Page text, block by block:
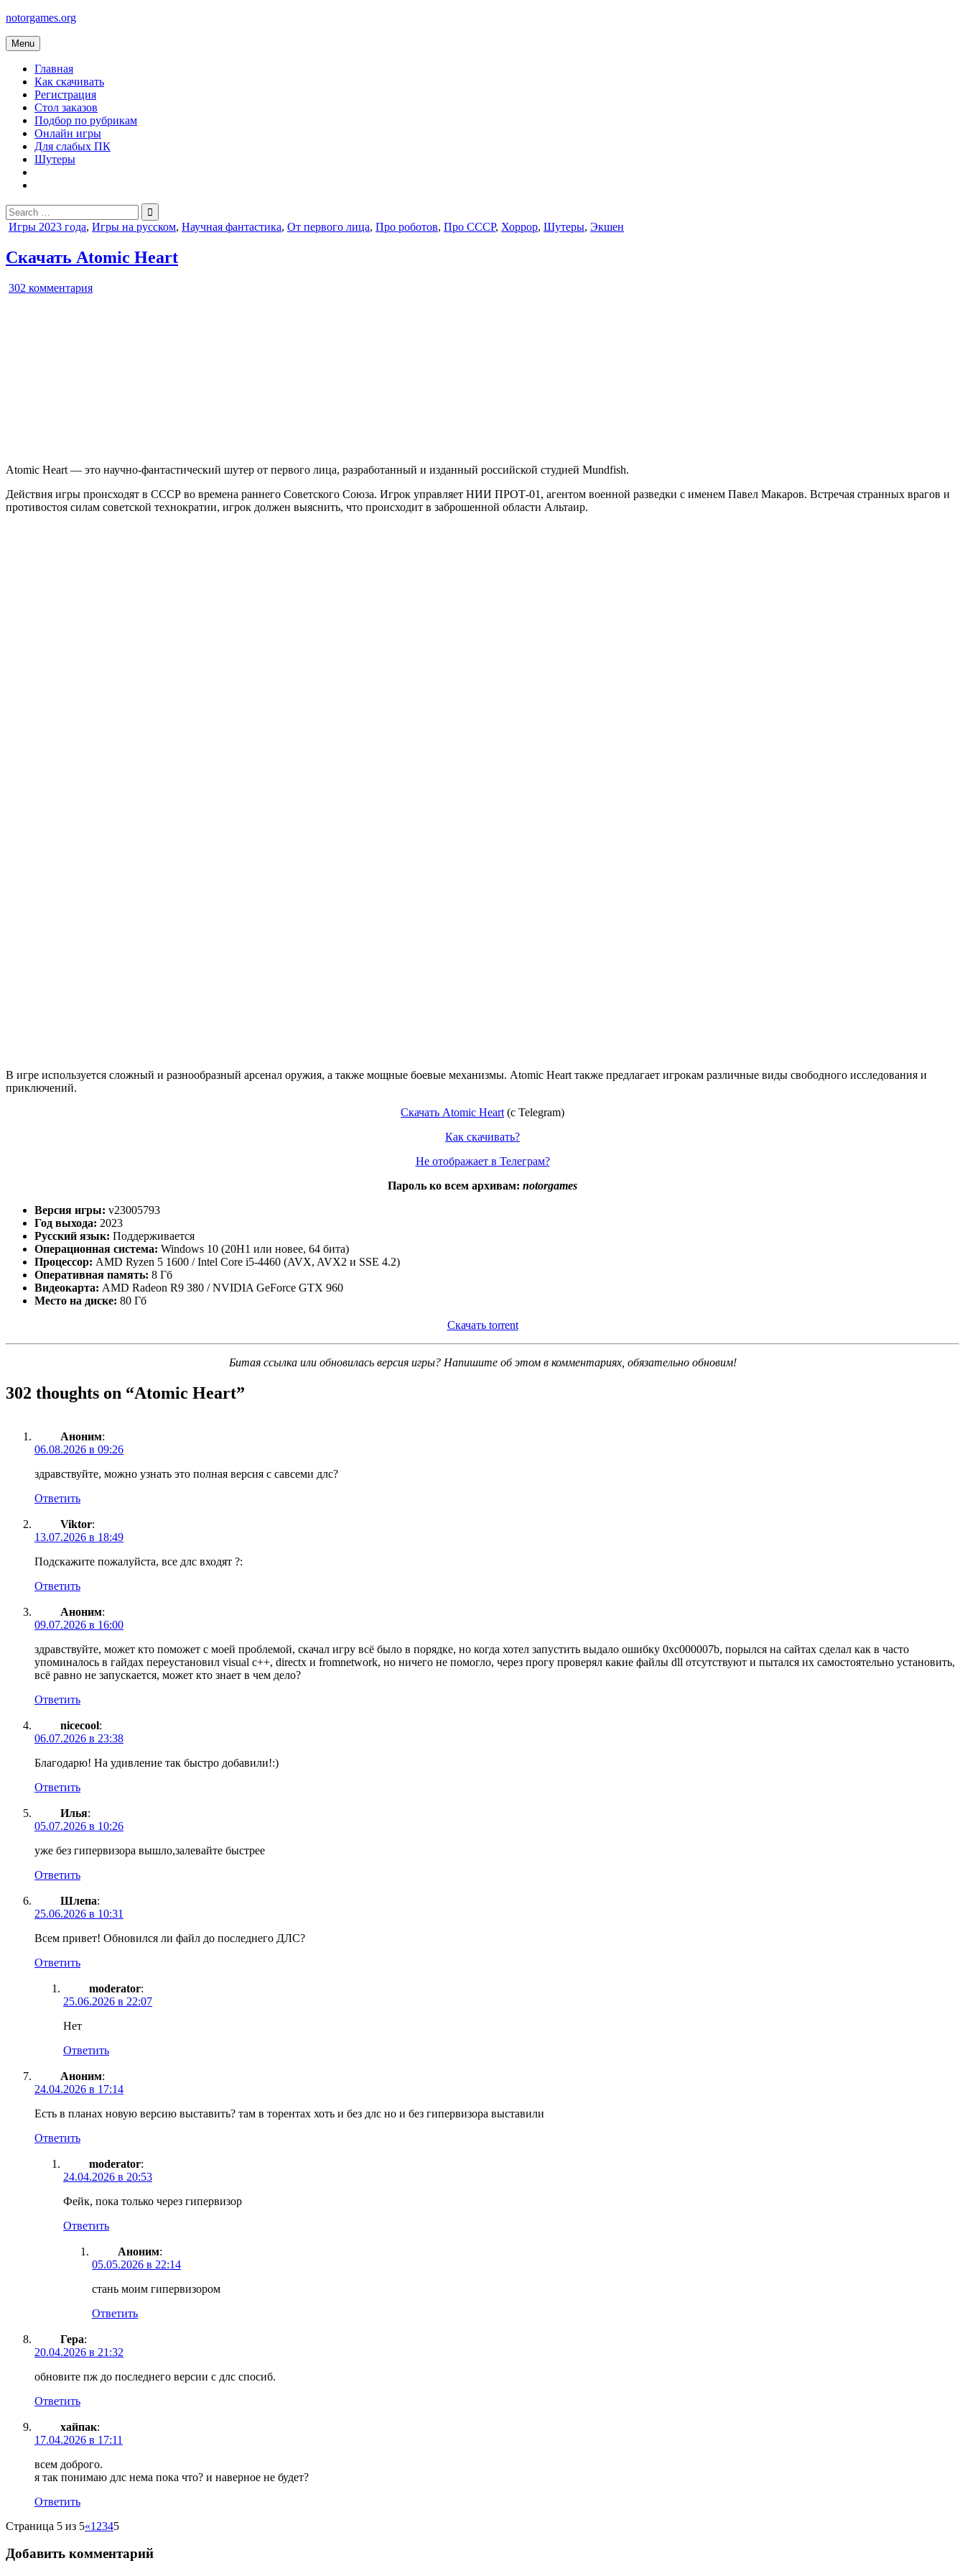
Skip
content
notorgames.org
Menu
Главная
Как скачивать
Регистрация
Стол заказов
Подбор по рубрикам
Онлайн игры
Для слабых ПК
Шутеры
Search
for:
Posted
Игры 2023 года, Игры на русском, Научная фантастика, От первого лица, Про роботов, Про СССР, Хоррор, Шутеры, Экшен
Скачать Atomic Heart
302 комментарияк
Atomic Heart — это научно-фантастический шутер от первого лица, разработанный и изданный российской студией Mundfish.
Действия игры происходят в СССР во времена раннего Советского Союза. Игрок управляет НИИ ПРОТ-01, агентом военной разведки с именем Павел Макаров. Встречая странных врагов и
противостоя силам советской технократии, игрок должен выяснить, что происходит в заброшенной области Альтаир.
В игре используется сложный и разнообразный арсенал оружия, а также мощные боевые механизмы. Atomic Heart также предлагает игрокам различные виды свободного исследования и
приключений.
Скачать Atomic Heart (с Telegram)
Как скачивать?
Не отображает в Телеграм?
Пароль ко всем архивам: notorgames
Версия игры: v23005793
Год выхода: 2023
Русский язык: Поддерживается
Операционная система: Windows 10 (20H1 или новее, 64 бита)
Процессор: AMD Ryzen 5 1600 / Intel Core i5-4460 (AVX, AVX2 и SSE 4.2)
Оперативная память: 8 Гб
Видеокарта: AMD Radeon R9 380 / NVIDIA GeForce GTX 960
Место на диске: 80 Гб
Скачать torrent
Битая ссылка или обновилась версия игры? Напишите об этом в комментариях, обязательно обновим!
302 thoughts on “Atomic Heart”
Аноним:
06.08.2026 в 09:26
здравствуйте, можно узнать это полная версия с савсеми длс?
Ответить
Viktor:
13.07.2026 в 18:49
Подскажите пожалуйста, все длс входят ?:
Ответить
Аноним:
09.07.2026 в 16:00
здравствуйте, может кто поможет с моей проблемой, скачал игру всё было в порядке, но когда хотел запустить выдало ошибку 0xc000007b, порылся на сайтах сделал как в часто
упоминалось в гайдах переустановил visual c++, directx и fromnetwork, но ничего не помогло, через прогу проверял какие файлы dll отсутствуют и пытался их самостоятельно установить,
всё равно не запускается, может кто знает в чем дело?
Ответить
nicecool:
06.07.2026 в 23:38
Благодарю! На удивление так быстро добавили!:)
Ответить
Илья:
05.07.2026 в 10:26
уже без гипервизора вышло,залевайте быстрее
Ответить
Шлепа:
25.06.2026 в 10:31
Всем привет! Обновился ли файл до последнего ДЛС?
Ответить
moderator:
25.06.2026 в 22:07
Нет
Ответить
Аноним:
24.04.2026 в 17:14
Есть в планах новую версию выставить? там в торентах хоть и без длс но и без гипервизора выставили
Ответить
moderator:
24.04.2026 в 20:53
Фейк, пока только через гипервизор
Ответить
Аноним:
05.05.2026 в 22:14
стань моим гипервизором
Ответить
Гера:
20.04.2026 в 21:32
обновите пж до последнего версии с длс спосиб.
Ответить
хайпак:
17.04.2026 в 17:11
всем доброго.
я так понимаю длс нема пока что? и наверное не будет?
Ответить
Страница 5 из 5«1 2345
Добавить комментарий